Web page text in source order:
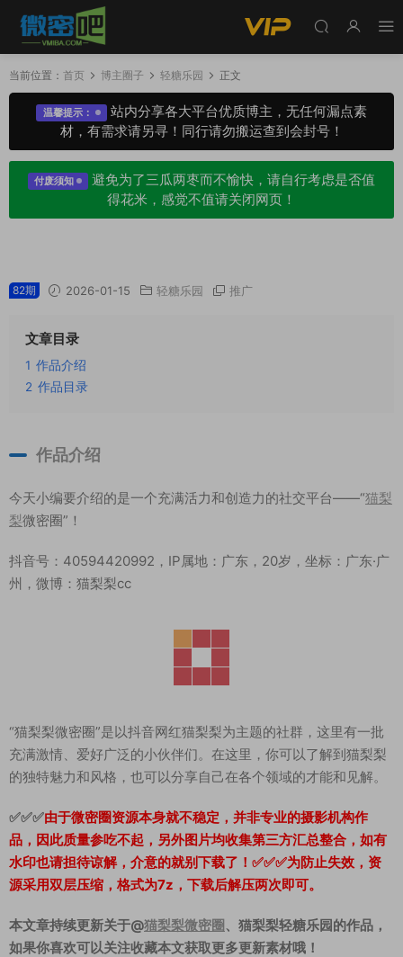
当前位置： 首页 博主圈子 轻糖乐园 正文
温馨提示：
站内分享各大平台优质博主，无任何漏点素
材，有需求请另寻！同行请勿搬运查到会封号！
付废须知
避免为了三瓜两枣而不愉快，请自行考虑是否值
得花米，感觉不值请关闭网页！
82期 2026-01-15 轻糖乐园 推广
文章目录
1 作品介绍
2 作品目录
作品介绍
今天小编要介绍的是一个充满活力和创造力的社交平台——“猫梨
梨微密圈”！
抖音号：40594420992，IP属地：广东，20岁，坐标：广东·广
州，微博：猫梨梨cc
“猫梨梨微密圈”是以抖音网红猫梨梨为主题的社群，这里有一批
充满激情、爱好广泛的小伙伴们。在这里，你可以了解到猫梨梨
的独特魅力和风格，也可以分享自己在各个领域的才能和见解。
✅✅✅由于微密圈资源本身就不稳定，并非专业的摄影机构作
品，因此质量参吃不起，另外图片均收集第三方汇总整合，如有
水印也请担待谅解，介意的就别下载了！✅✅✅为防止失效，资
源采用双层压缩，格式为7z，下载后解压两次即可。
本文章持续更新关于@猫梨梨微密圈、猫梨梨轻糖乐园的作品，
如果你喜欢可以关注收藏本文获取更多更新素材哦！